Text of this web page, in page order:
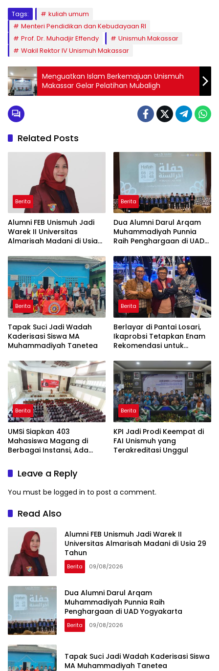
Tags:
kuliah umum
Menteri Pendidikan dan Kebudayaan RI
Prof. Dr. Muhadjir Effendy
Unismuh Makassar
Wakil Rektor IV Unismuh Makassar
Menguatkan Islam Berkemajuan Unismuh
Makassar Gelar Pelatihan Mubaligh
Related Posts
Berita
Alumni FEB Unismuh Jadi
Warek II Universitas
Almarisah Madani di Usia
Berita
Dua Alumni Darul Arqam
Muhammadiyah Punnia
Raih Penghargaan di UAD
Berita
Tapak Suci Jadi Wadah
Kaderisasi Siswa MA
Muhammadiyah Tanetea
Berita
Berlayar di Pantai Losari,
Ikaprobsi Tetapkan Enam
Rekomendasi untuk
Berita
UMSi Siapkan 403
Mahasiswa Magang di
Berbagai Instansi, Ada
Taiwan
Berita
KPI Jadi Prodi Keempat di
FAI Unismuh yang
Terakreditasi Unggul
Leave a Reply
You must be logged in to post a comment.
Read Also
Alumni FEB Unismuh Jadi Warek II
Universitas Almarisah Madani di Usia 29
Tahun
Berita 09/08/2026
Dua Alumni Darul Arqam
Muhammadiyah Punnia Raih
Penghargaan di UAD Yogyakarta
Berita 09/08/2026
Tapak Suci Jadi Wadah Kaderisasi Siswa
MA Muhammadiyah Tanetea